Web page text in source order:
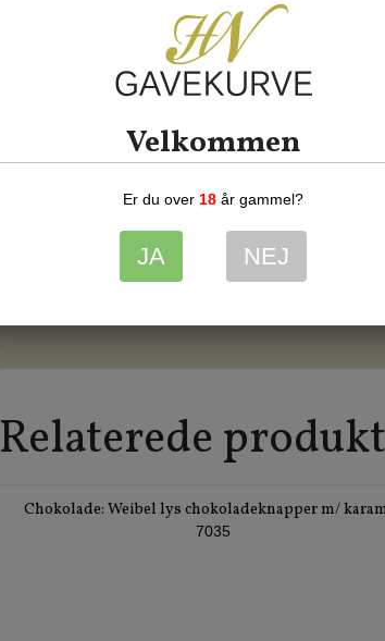
(vanilje)
Allergener:
Relaterede
Chokolade: Weibel lys chokoladeknapper m/
7035
Velkommen
Er du over 18 år gammel?
JA NEJ